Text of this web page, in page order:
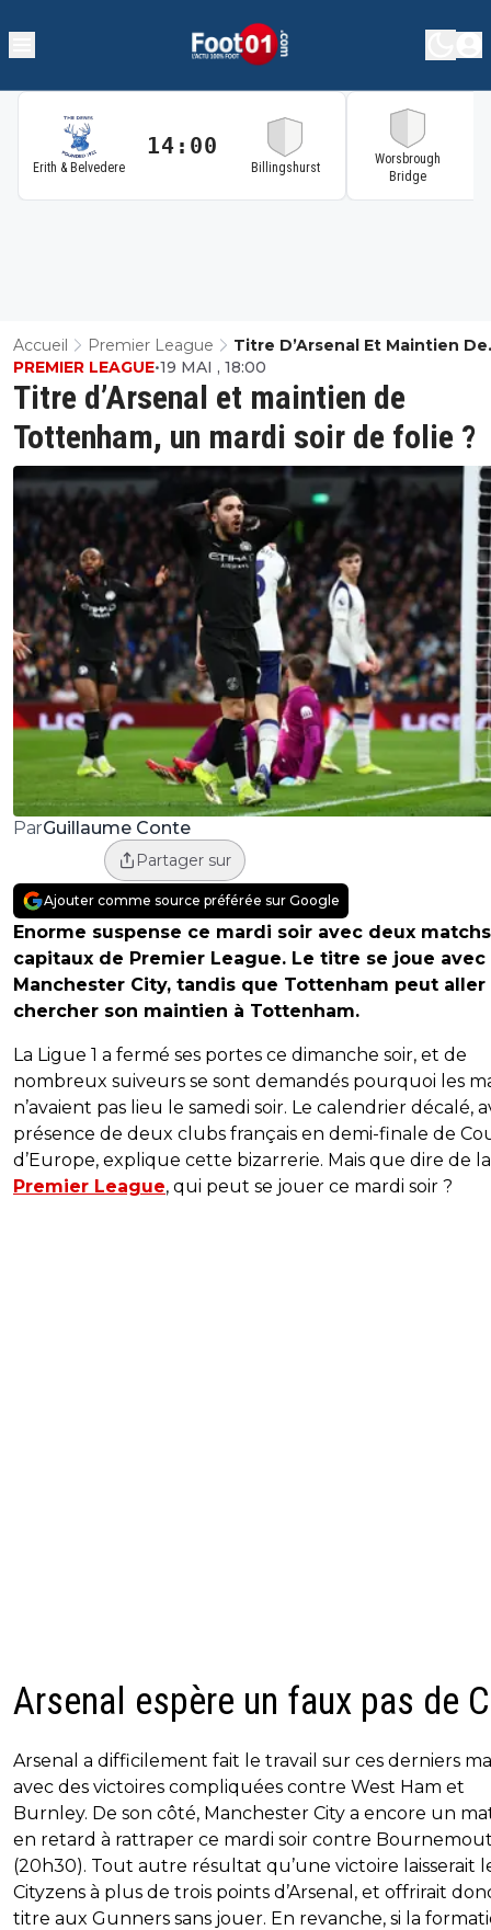
Erith & Belvedere
14:00
Billingshurst
Worsbrough
Bridge
Accueil Premier League
Titre D’Arsenal Et Maintien De
Tottenham, Un Mardi Soir De
Titre d’Arsenal et maintien de
Tottenham, un mardi soir de folie ?
PREMIER LEAGUE•19 MAI , 18:00
ParGuillaume Conte
Partager sur
Ajouter comme source préférée sur Google
Enorme suspense ce mardi soir avec deux matchs
capitaux de Premier League. Le titre se joue avec
Manchester City, tandis que Tottenham peut aller
chercher son maintien à Tottenham.
La Ligue 1 a fermé ses portes ce dimanche soir, et de
nombreux suiveurs se sont demandés pourquoi les
n’avaient pas lieu le samedi soir. Le calendrier décalé,
présence de deux clubs français en demi-finale de
d’Europe, explique cette bizarrerie. Mais que dire de la
Premier League, qui peut se jouer ce mardi soir ?
Arsenal espère un faux pas de
Arsenal a difficilement fait le travail sur ces derniers
avec des victoires compliquées contre West Ham et
Burnley. De son côté, Manchester City a encore un
en retard à rattraper ce mardi soir contre
(20h30). Tout autre résultat qu’une victoire laisserait
Cityzens à plus de trois points d’Arsenal, et offrirait
titre aux Gunners sans jouer. En revanche, si la